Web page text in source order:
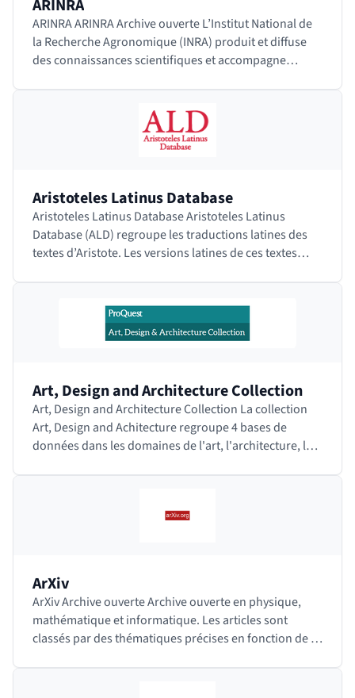
ARINRA
ARINRA ARINRA Archive ouverte L’Institut National de
la Recherche Agronomique (INRA) produit et diffuse
des connaissances scientifiques et accompagne
Aristoteles Latinus Database
Aristoteles Latinus Database Aristoteles Latinus
Database (ALD) regroupe les traductions latines des
textes d’Aristote. Les versions latines de ces textes
Art, Design and Architecture Collection
Art, Design and Architecture Collection La collection
Art, Design and Achitecture regroupe 4 bases de
données dans les domaines de l'art, l'architecture, le
ArXiv
ArXiv Archive ouverte Archive ouverte en physique,
mathématique et informatique. Les articles sont
classés par des thématiques précises en fonction de la